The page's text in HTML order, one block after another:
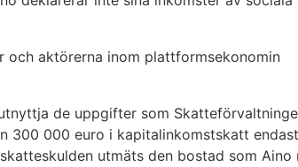
aktörerna inom plattformsekonomin
de uppgifter som
300 000 euro i kapitalinkomstskatt
utmäts den bostad som Aino